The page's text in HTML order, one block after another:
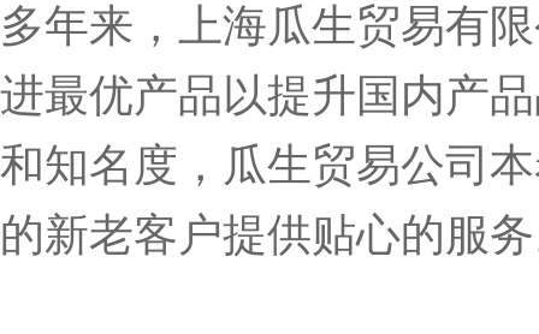
多年来，
上海瓜生贸易有
进最优产品以提升国内产
和知名度，瓜生贸易公司
的新老客户提供贴心的服